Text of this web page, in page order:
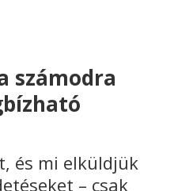
és mi elküldjük
– csak